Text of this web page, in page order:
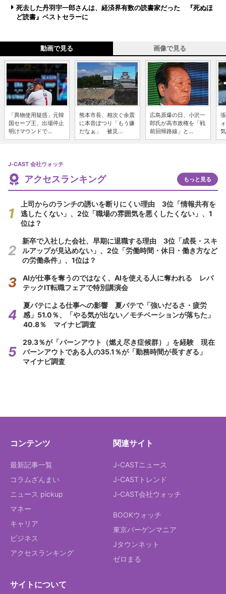
死去した丹羽宇一郎さんは、経済界有数の読書家だった 『死ぬほ
ど読書』ベストセラーに
動画で見る 画像で見る
「異物使用疑惑」元韓
国セーブ王、出場停止
明けマウンドで...
熊本市長、相次ぐ余震
に本音ぽつり「もう嫌
だなぁ」 被災...
広島原爆の日、小沢一
郎氏が高市政権を「戦
前回帰路線」と...
J-CAST 会社ウォッチ
アクセスランキング もっと見る
上司からのランチの誘いを断りにくい理由 3位「情報共有を
逃したくない」、2位「職場の雰囲気を悪くしたくない」、1
位は？
新卒で入社した会社、早期に退職する理由 3位「成長・スキ
ルアップが見込めない」、2位「労働時間・休日・働き方など
の労働条件」、1位は？
AIが仕事を奪うのではなく、AIを使える人に奪われる レバ
テックIT転職フェアで特別講演会
夏バテによる仕事への影響 夏バテで「強いだるさ・疲労
感」51.0％、「やる気が出ない／モチベーションが落ちた」
40.8％ マイナビ調査
29.3％が「バーンアウト（燃え尽き症候群）」を経験 現在
バーンアウトである人の35.1％が「勤務時間が長すぎる」
マイナビ調査
コンテンツ
最新記事一覧
コラムざんまい
ニュース pickup
マネー
キャリア
ビジネス
アクセスランキング
関連サイト
J-CASTニュース
J-CASTトレンド
J-CAST会社ウォッチ
BOOKウォッチ
東京バーゲンマニア
Jタウンネット
ゼロまる
サイトについて